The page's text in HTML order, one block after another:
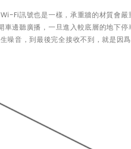
Fi訊號也是一樣，承重牆的材質會嚴
邊聽廣播，一旦進入較底層的地下停
噪音，到最後完全接收不到，就是因